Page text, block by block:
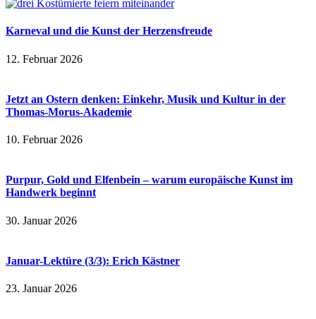
Karneval und die Kunst der Herzensfreude
12. Februar 2026
Jetzt an Ostern denken: Einkehr, Musik und Kultur in der
Thomas-Morus-Akademie
10. Februar 2026
Purpur, Gold und Elfenbein – warum europäische Kunst im
Handwerk beginnt
30. Januar 2026
Januar-Lektüre (3/3): Erich Kästner
23. Januar 2026